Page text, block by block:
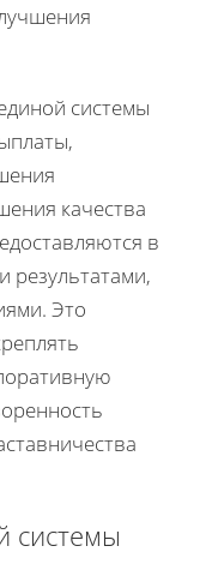
системы
качества
в
результатами,
Это
системы